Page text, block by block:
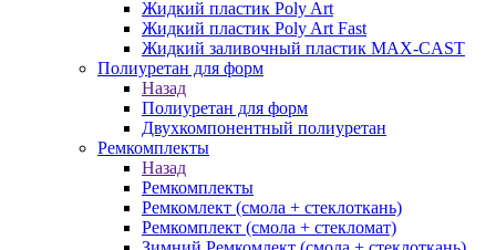
Жидкий пластик Poly Art
Жидкий пластик Poly Art Fast
Жидкий заливочный пластик MAX-CAST
Полиуретан для форм
Назад
Полиуретан для форм
Двухкомпонентный полиуретан
Ремкомплекты
Назад
Ремкомплекты
Ремкомлект (смола + стеклоткань)
Ремкомплект (смола + стекломат)